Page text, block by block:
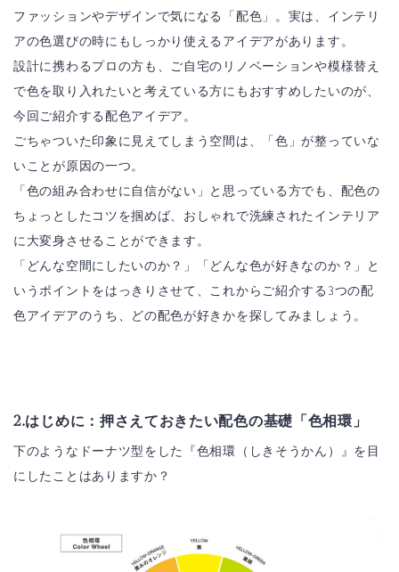
ファッションやデザインで気になる「配色」。実は、インテリ
アの色選びの時にもしっかり使えるアイデアがあります。
設計に携わるプロの方も、ご自宅のリノベーションや模様替え
で色を取り入れたいと考えている方にもおすすめしたいのが、
今回ご紹介する配色アイデア。
ごちゃついた印象に見えてしまう空間は、「色」が整っていな
いことが原因の一つ。
「色の組み合わせに自信がない」と思っている方でも、配色の
ちょっとしたコツを掴めば、おしゃれで洗練されたインテリア
に大変身させることができます。
「どんな空間にしたいのか？」「どんな色が好きなのか？」と
いうポイントをはっきりさせて、これからご紹介する3つの配
色アイデアのうち、どの配色が好きかを探してみましょう。
2.はじめに：押さえておきたい配色の基礎「色相環」
下のようなドーナツ型をした『色相環（しきそうかん）』を目
にしたことはありますか？